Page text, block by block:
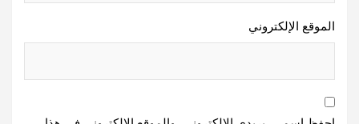
الموقع الإلكتروني